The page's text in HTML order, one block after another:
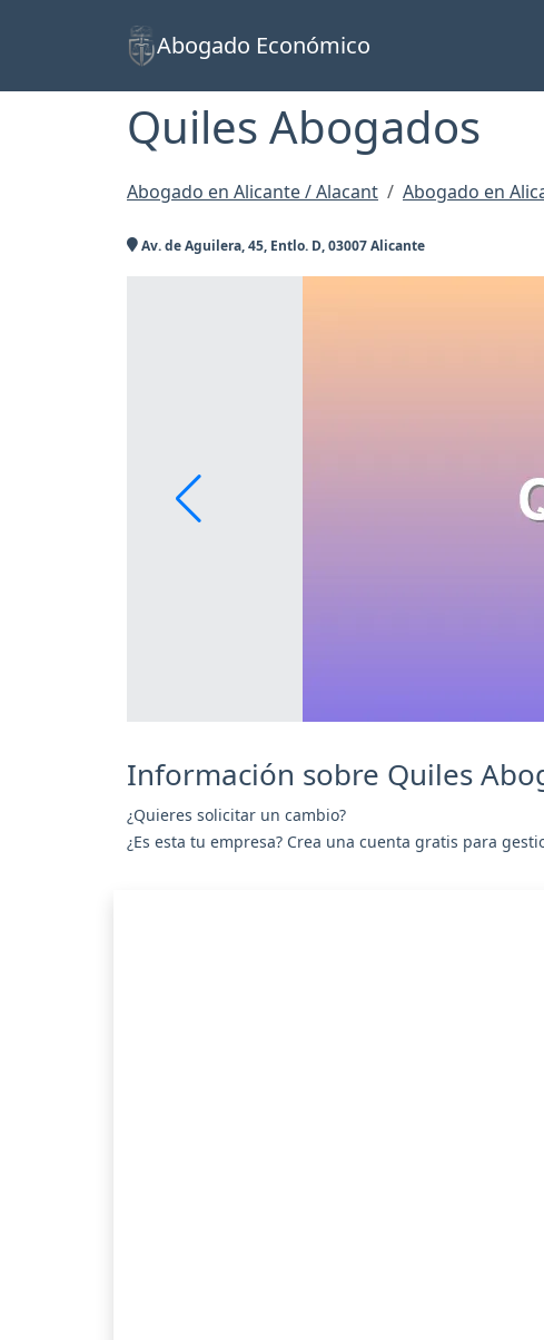
Abogado Económico
Quiles Abogados
Abogado en Alicante / Alacant Abogado en
Av. de Aguilera, 45, Entlo. D, 03007 Alicante
Información sobre Quiles
¿Quieres solicitar un cambio?
¿Es esta tu empresa? Crea una cuenta gratis para